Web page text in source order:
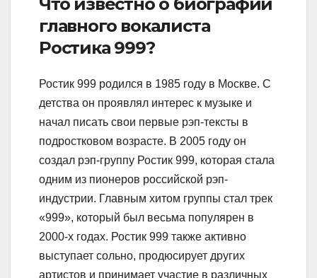
главного вокалиста
Ростика 999?
Ростик 999 родился в 1985 году в Москве. С
детства он проявлял интерес к музыке и
начал писать свои первые рэп-тексты в
подростковом возрасте. В 2005 году он
создал рэп-группу Ростик 999, которая стала
одним из пионеров российской рэп-
индустрии. Главным хитом группы стал трек
«999», который был весьма популярен в
2000-х годах. Ростик 999 также активно
выступает сольно, продюсирует других
артистов и принимает участие в различных